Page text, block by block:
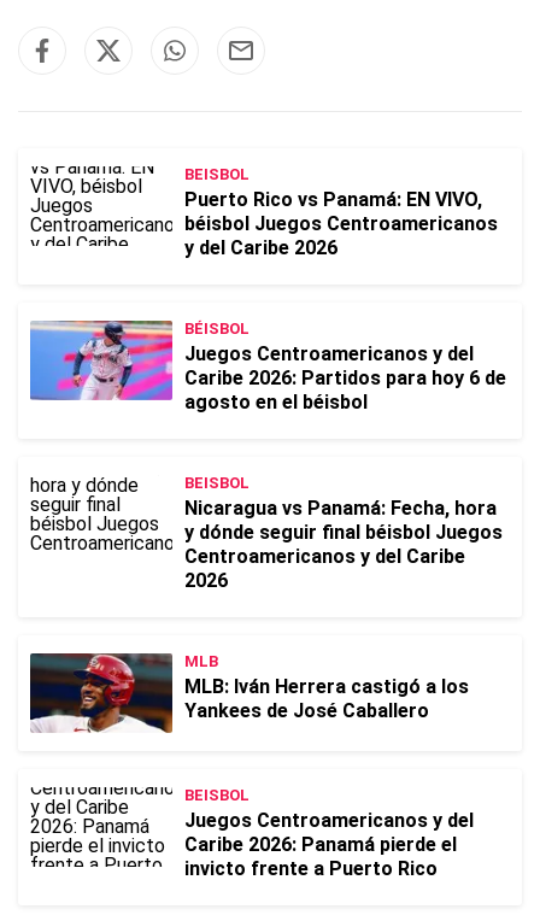
BEISBOL
Puerto Rico vs Panamá: EN VIVO,
béisbol Juegos Centroamericanos
y del Caribe 2026
BÉISBOL
Juegos Centroamericanos y del
Caribe 2026: Partidos para hoy 6 de
agosto en el béisbol
BEISBOL
Nicaragua vs Panamá: Fecha, hora
y dónde seguir final béisbol Juegos
Centroamericanos y del Caribe
2026
MLB
MLB: Iván Herrera castigó a los
Yankees de José Caballero
BEISBOL
Juegos Centroamericanos y del
Caribe 2026: Panamá pierde el
invicto frente a Puerto Rico